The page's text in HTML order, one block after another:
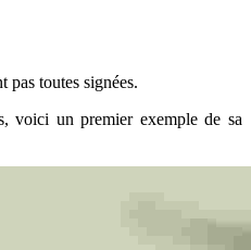
toutes signées.
voici un premier exemple de sa